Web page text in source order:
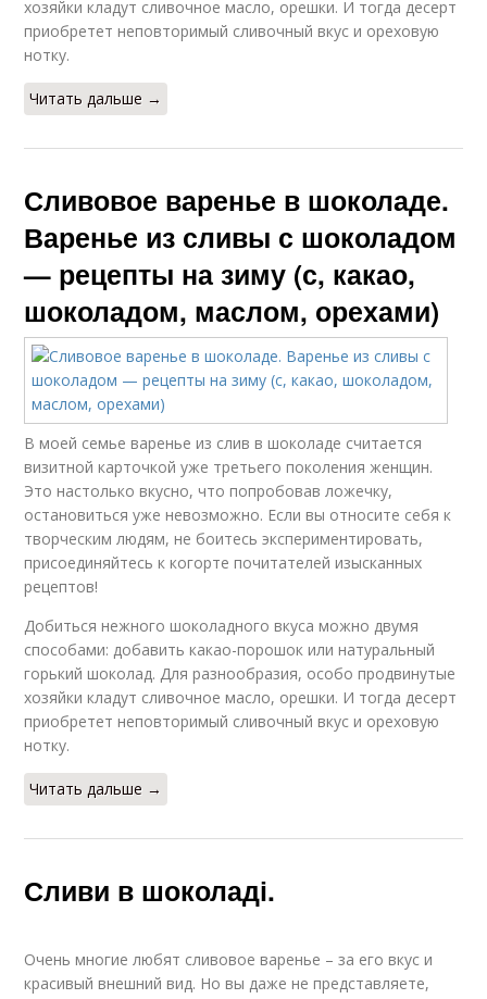
хозяйки кладут сливочное масло, орешки. И тогда десерт
приобретет неповторимый сливочный вкус и ореховую
нотку.
Читать дальше →
Сливовое варенье в шоколаде.
Варенье из сливы с шоколадом
— рецепты на зиму (с, какао,
шоколадом, маслом, орехами)
В моей семье варенье из слив в шоколаде считается
визитной карточкой уже третьего поколения женщин.
Это настолько вкусно, что попробовав ложечку,
остановиться уже невозможно. Если вы относите себя к
творческим людям, не боитесь экспериментировать,
присоединяйтесь к когорте почитателей изысканных
рецептов!
Добиться нежного шоколадного вкуса можно двумя
способами: добавить какао-порошок или натуральный
горький шоколад. Для разнообразия, особо продвинутые
хозяйки кладут сливочное масло, орешки. И тогда десерт
приобретет неповторимый сливочный вкус и ореховую
нотку.
Читать дальше →
Сливи в шоколаді.
Очень многие любят сливовое варенье – за его вкус и
красивый внешний вид. Но вы даже не представляете,